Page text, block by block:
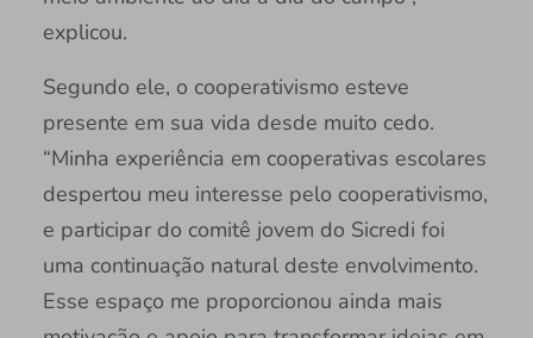
explicou.
Segundo ele, o cooperativismo esteve
presente em sua vida desde muito cedo.
“Minha experiência em cooperativas escolares
despertou meu interesse pelo cooperativismo,
e participar do comitê jovem do Sicredi foi
uma continuação natural deste envolvimento.
Esse espaço me proporcionou ainda mais